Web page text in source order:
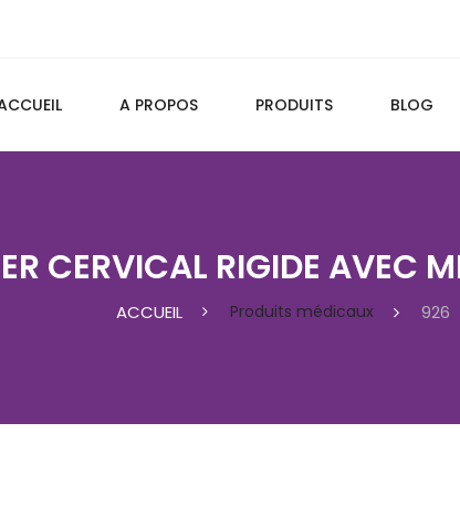
A PROPOS PRODUITS BLOG
CERVICAL RIGIDE AVEC
ACCUEIL Produits médicaux 926